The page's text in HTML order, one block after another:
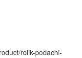
rolik-podachi-